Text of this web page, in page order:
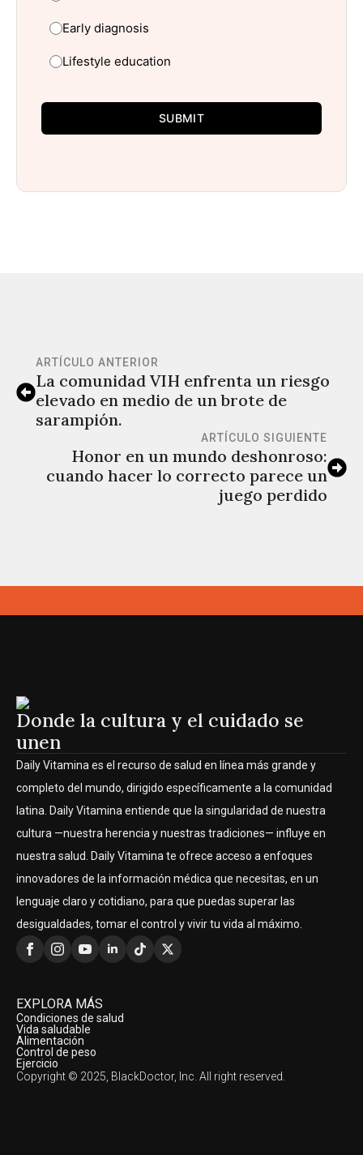
Early diagnosis
Lifestyle education
SUBMIT
ARTÍCULO ANTERIOR
La comunidad VIH enfrenta un riesgo
elevado en medio de un brote de
sarampión.
ARTÍCULO SIGUIENTE
Honor en un mundo deshonroso:
cuando hacer lo correcto parece un
juego perdido
Donde la cultura y el cuidado se
unen
Daily Vitamina es el recurso de salud en línea más grande y
completo del mundo, dirigido específicamente a la comunidad
latina. Daily Vitamina entiende que la singularidad de nuestra
cultura —nuestra herencia y nuestras tradiciones— influye en
nuestra salud. Daily Vitamina te ofrece acceso a enfoques
innovadores de la información médica que necesitas, en un
lenguaje claro y cotidiano, para que puedas superar las
desigualdades, tomar el control y vivir tu vida al máximo.
EXPLORA MÁS
Condiciones de salud
Vida saludable
Alimentación
Control de peso
Ejercicio
Copyright © 2025, BlackDoctor, Inc. All right reserved.